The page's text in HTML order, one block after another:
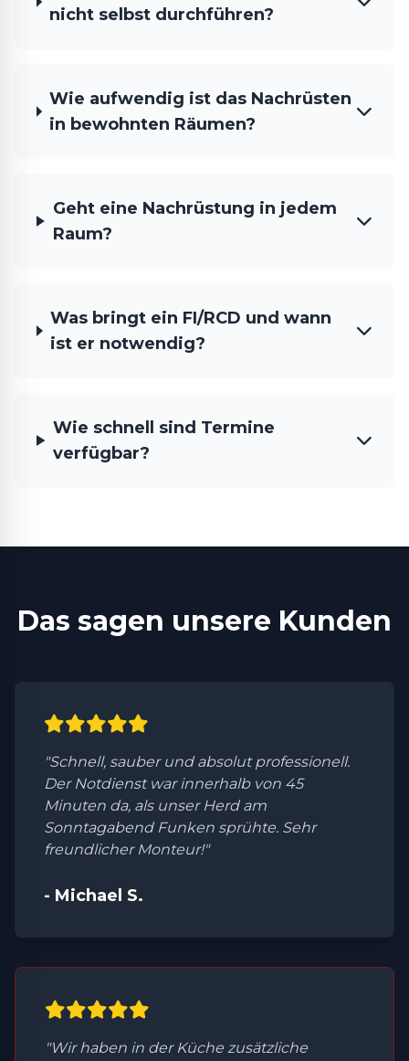
nicht selbst durchführen?
Wie aufwendig ist das Nachrüsten
in bewohnten Räumen?
Geht eine Nachrüstung in jedem
Raum?
Was bringt ein FI/RCD und wann
ist er notwendig?
Wie schnell sind Termine
verfügbar?
Das sagen unsere Kunden
"Schnell, sauber und absolut professionell.
Der Notdienst war innerhalb von 45
Minuten da, als unser Herd am
Sonntagabend Funken sprühte. Sehr
freundlicher Monteur!"
- Michael S.
"Wir haben in der Küche zusätzliche